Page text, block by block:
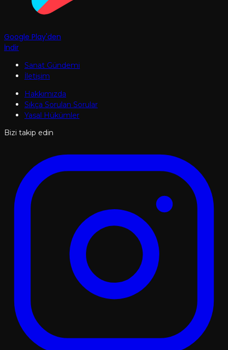
Google Play'den
İndir
Sanat Gündemi
İletişim
Hakkımızda
Sıkça Sorulan Sorular
Yasal Hükümler
Bizi takip edin